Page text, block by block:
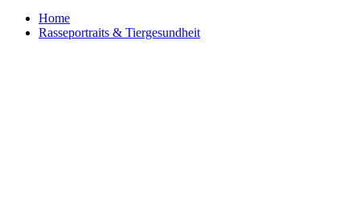
Home
Rasseportraits & Tiergesundheit